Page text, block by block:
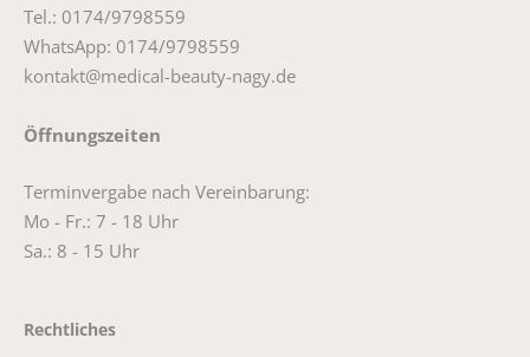
Tel.: 0174/9798559
WhatsApp: 0174/9798559
kontakt@medical-beauty-nagy.de
Öffnungszeiten
Terminvergabe nach Vereinbarung:
Mo - Fr.: 7 - 18 Uhr
Sa.: 8 - 15 Uhr
Rechtliches